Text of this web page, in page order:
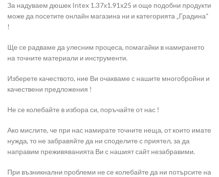
За надуваем дюшек Intex 1.37х1.91х25 и още подобни продукти
може да посетите онлайн магазина ни и категорията „Градина“
!
Ще се радваме да улесним процеса, помагайки в намирането
на точните материали и инструменти.
Изберете качеството, ние Ви очакваме с нашите многобройни и
качествени предложения !
Не се колебайте в избора си, поръчайте от нас !
Ако мислите, че при нас намирате точните неща, от които имате
нужда, то не забравяйте да ни споделите с приятел, за да
направим преживяванията Ви с нашият сайт незабравими.
При възникнални проблеми не се колебайте да ни потърсите на